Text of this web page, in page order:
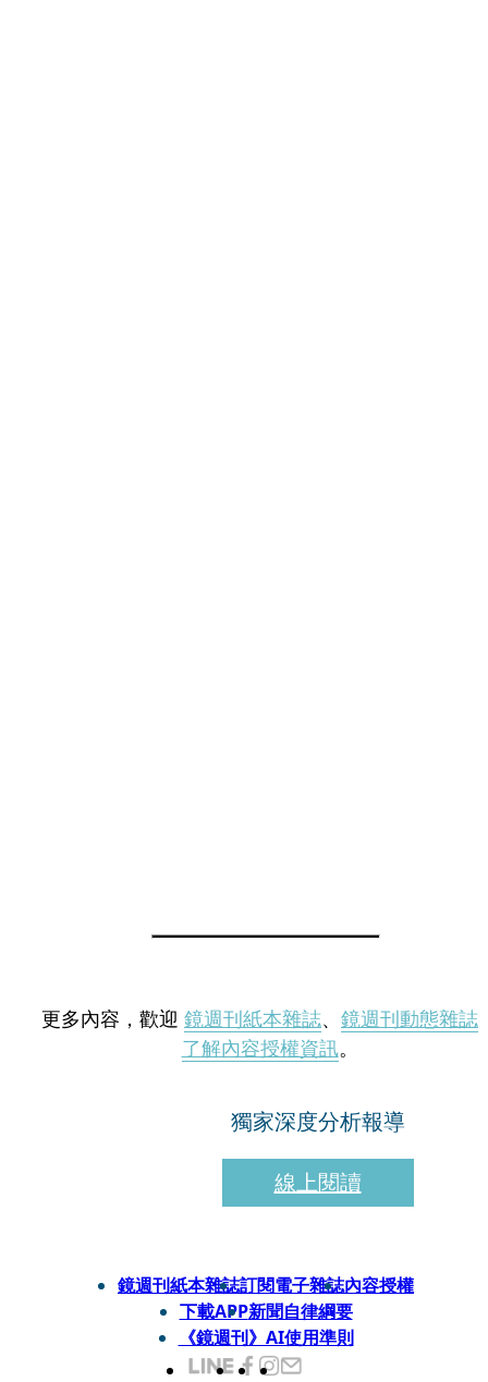
更多內容，歡迎 鏡週刊紙本雜誌、 鏡週刊動態雜誌
了解內容授權資訊。
獨家深度分析報導
線上閱讀
鏡週刊紙本雜誌訂閱電子雜誌內容授權
下載APP新聞自律綱要
《鏡週刊》AI使用準則